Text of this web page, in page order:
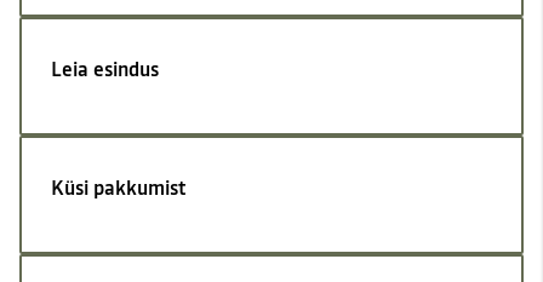
Leia esindus
Küsi pakkumist